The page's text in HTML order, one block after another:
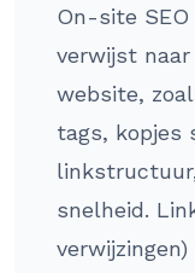
On-site
verwijst
website,
tags, kopjes
snelheid.